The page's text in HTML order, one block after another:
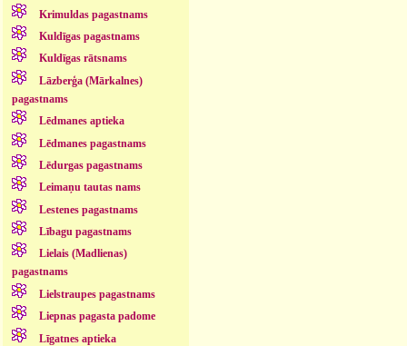
Krimuldas pagastnams
Kuldīgas pagastnams
Kuldīgas rātsnams
Lāzberģa (Mārkalnes)
pagastnams
Lēdmanes aptieka
Lēdmanes pagastnams
Lēdurgas pagastnams
Leimaņu tautas nams
Lestenes pagastnams
Lībagu pagastnams
Lielais (Madlienas)
pagastnams
Lielstraupes pagastnams
Liepnas pagasta padome
Līgatnes aptieka